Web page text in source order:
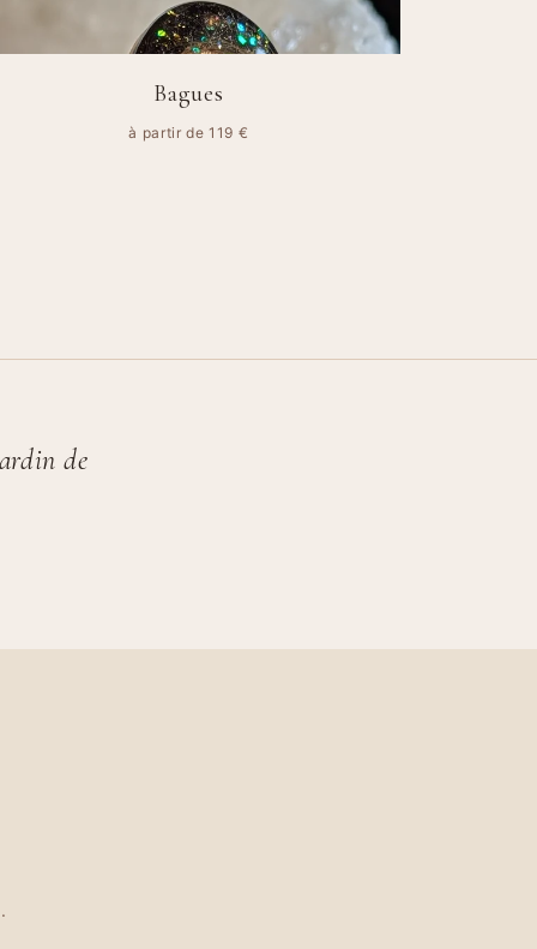
Bagues
à partir de 119 €
de